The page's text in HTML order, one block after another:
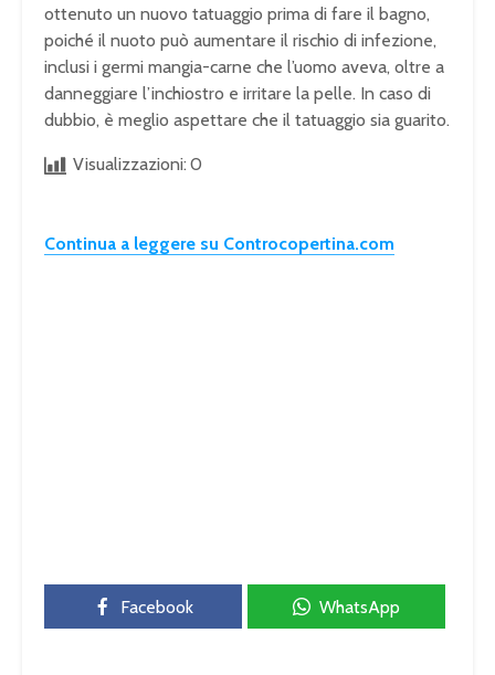
ottenuto un nuovo tatuaggio prima di fare il bagno,
poiché il nuoto può aumentare il rischio di infezione,
inclusi i germi mangia-carne che l’uomo aveva, oltre a
danneggiare l’inchiostro e irritare la pelle. In caso di
dubbio, è meglio aspettare che il tatuaggio sia guarito.
Visualizzazioni: 0
Continua a leggere su Controcopertina.com
Facebook WhatsApp